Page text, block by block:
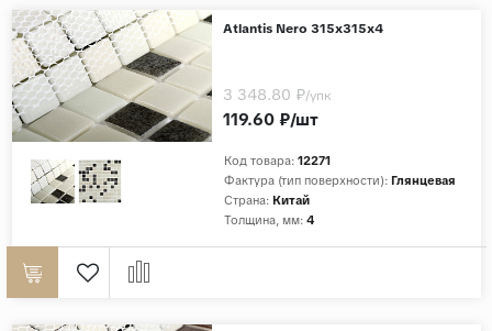
Atlantis Nero 315х315х4
Код товара: 12271
Фактура (тип поверхности): Глянцевая
Страна: Китай
Толщина, мм: 4
119.60 ₽/шт
3 348.80 ₽/упк